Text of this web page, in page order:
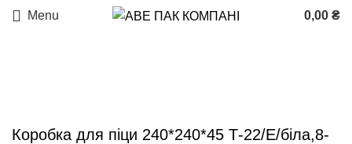
Menu 0,00 ₴
Коробка для піци 240*240*45 Т-22/Е/біла,8-